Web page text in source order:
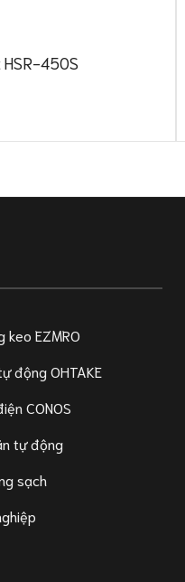
HSR-450S
EZMRO
động OHTAKE
CONOS
tự động
sạch